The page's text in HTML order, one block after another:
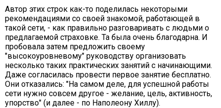
Автор этих строк как-то поделилась некоторыми
рекомендациями со своей знакомой, работающей в
такой сети, - как правильно разговаривать с людьми о
предлагаемой страховке. Та была очень благодарна. И
пробовала затем предложить своему
"высокоуровневому" руководству организовать
несколько таких практических занятий с начинающими.
Даже согласилась провести первое занятие бесплатно.
Они отказались: "На самом деле, для успешной работы
сети нужно совсем другое - желание, цель, активность,
упорство" (и далее - по Наполеону Хиллу).